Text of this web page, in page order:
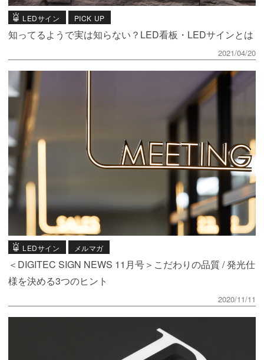
LEDサイン PICK UP
知ってるようで実は知らない？LED看板・LEDサインとは
2021/04/20
LEDサイン メルマガ
＜DIGITEC SIGN NEWS 11月号＞こだわりの品質 / 発光仕
様を決める3つのヒント
2020/11/11